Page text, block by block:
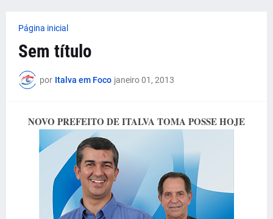
Página inicial
Sem título
por Italva em Foco janeiro 01, 2013
NOVO PREFEITO DE ITALVA TOMA POSSE HOJE